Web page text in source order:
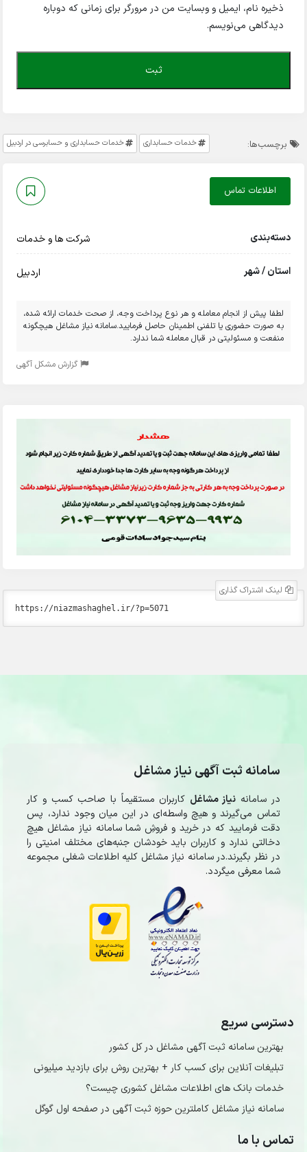
ذخیره نام، ایمیل و وبسایت من در مرورگر برای زمانی که دوباره
دیدگاهی می‌نویسم.
برچسب‌ها: خدمات حسابداری خدمات حسابداری و حسابرسی در اردبیل
اطلاعات تماس
دسته‌بندی شرکت ها و خدمات
استان / شهر اردبیل
لطفا پیش از انجام معامله و هر نوع پرداخت وجه، از صحت خدمات ارائه شده،
به صورت حضوری یا تلفنی اطمینان حاصل فرمایید.سامانه نیاز مشاغل هیچگونه
منفعت و مسئولیتی در قبال معامله شما ندارد.
گزارش مشکل آگهی
لینک اشتراک گذاری
سامانه ثبت آگهی نیاز مشاغل
در سامانه نیاز مشاغل کاربران مستقیماً با صاحب کسب و کار
تماس می‌گیرند و هیچ واسطه‌ای در این میان وجود ندارد، پس
دقت فرمایید که در خرید و فروشِ شما سامانه نیاز مشاغل هیچ
دخالتی ندارد و کاربران باید خودشان جنبه‌های مختلف امنیتی را
در نظر بگیرند.در سامانه نیاز مشاغل کلیه اطلاعات شغلی مجموعه
شما معرفی میگردد.
دسترسی سریع
بهترین سامانه ثبت آگهی مشاغل در کل کشور
تبلیغات آنلاین برای کسب کار + بهترین روش برای بازدید میلیونی
خدمات بانک های اطلاعات مشاغل کشوری چیست؟
سامانه نیاز مشاغل کاملترین حوزه ثبت آگهی در صفحه اول گوگل
تماس با ما